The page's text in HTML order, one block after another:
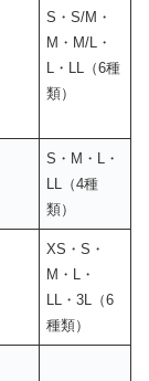
S・S/M・
M・M/L・
L・LL（6種
類）
S・M・L・
LL（4種
類）
XS・S・
M・L・
LL・3L（6
種類）